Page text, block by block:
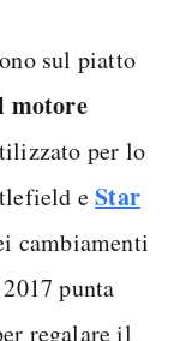
sul piatto
motore
per lo
eStar
cambiamenti
punta
regalare il